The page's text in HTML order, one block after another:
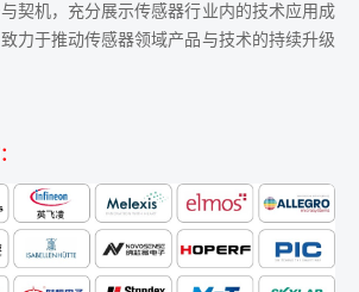
契机，充分展示传感器行业内的技术应用成
力于推动传感器领域产品与技术的持续升级